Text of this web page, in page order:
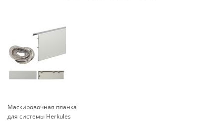
Маскировочная планка
для системы Herkules